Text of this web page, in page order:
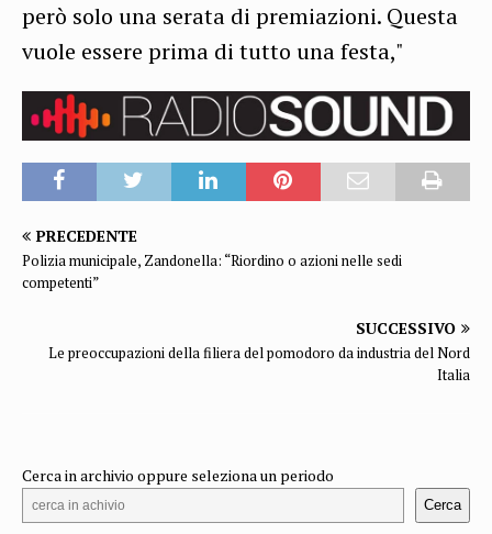
però solo una serata di premiazioni. Questa
vuole essere prima di tutto una festa,"
PRECEDENTE
Polizia municipale, Zandonella: “Riordino o azioni nelle sedi
competenti”
SUCCESSIVO
Le preoccupazioni della filiera del pomodoro da industria del Nord
Italia
Cerca in archivio oppure seleziona un periodo
Cerca